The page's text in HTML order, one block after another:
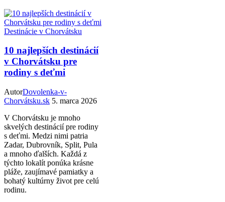
Destinácie v Chorvátsku
10 najlepších destinácií
v Chorvátsku pre
rodiny s deťmi
AutorDovolenka-v-
Chorvátsku.sk 5. marca 2026
V Chorvátsku je mnoho
skvelých destinácií pre rodiny
s deťmi. Medzi nimi patria
Zadar, Dubrovník, Split, Pula
a mnoho ďalších. Každá z
týchto lokalít ponúka krásne
pláže, zaujímavé pamiatky a
bohatý kultúrny život pre celú
rodinu.